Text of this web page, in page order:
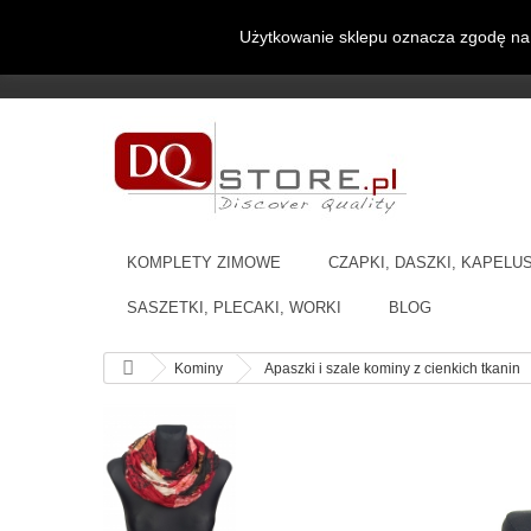
Czapki, szaliki, kominy, chusty, komplety, rękawiczki i
KOMPLETY ZIMOWE CZAPKI, DASZKI,
SASZETKI, PLECAKI, WORKI BLOG
Kominy Apaszki i szale kominy z cienkich tkanin
Użytkowanie sklepu oznacza zgodę